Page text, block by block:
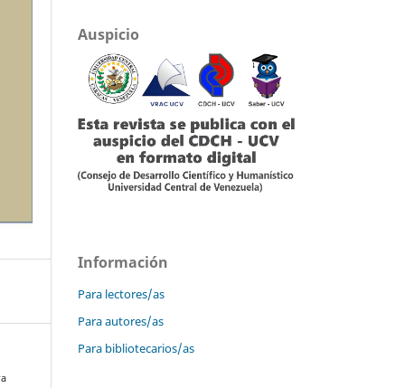
Auspicio
Información
Para lectores/as
Para autores/as
Para bibliotecarios/as